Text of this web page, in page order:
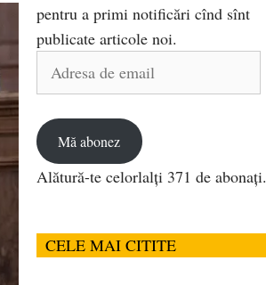
pentru a primi notificări cînd sînt
publicate articole noi.
Adresa
Mă abonez
Alătură-te celorlalți 371 de abonați.
CELE MAI CITITE